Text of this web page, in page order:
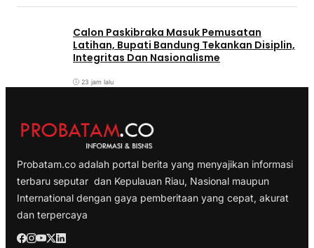
Calon Paskibraka Masuk Pemusatan
Latihan, Bupati Bandung Tekankan Disiplin,
Integritas Dan Nasionalisme
23 jam lalu
Probatam.co adalah portal berita yang menyajikan informasi
terbaru seputar dan Kepulauan Riau, Nasional maupun
International dengan gaya pemberitaan yang cepat, akurat
dan terpercaya